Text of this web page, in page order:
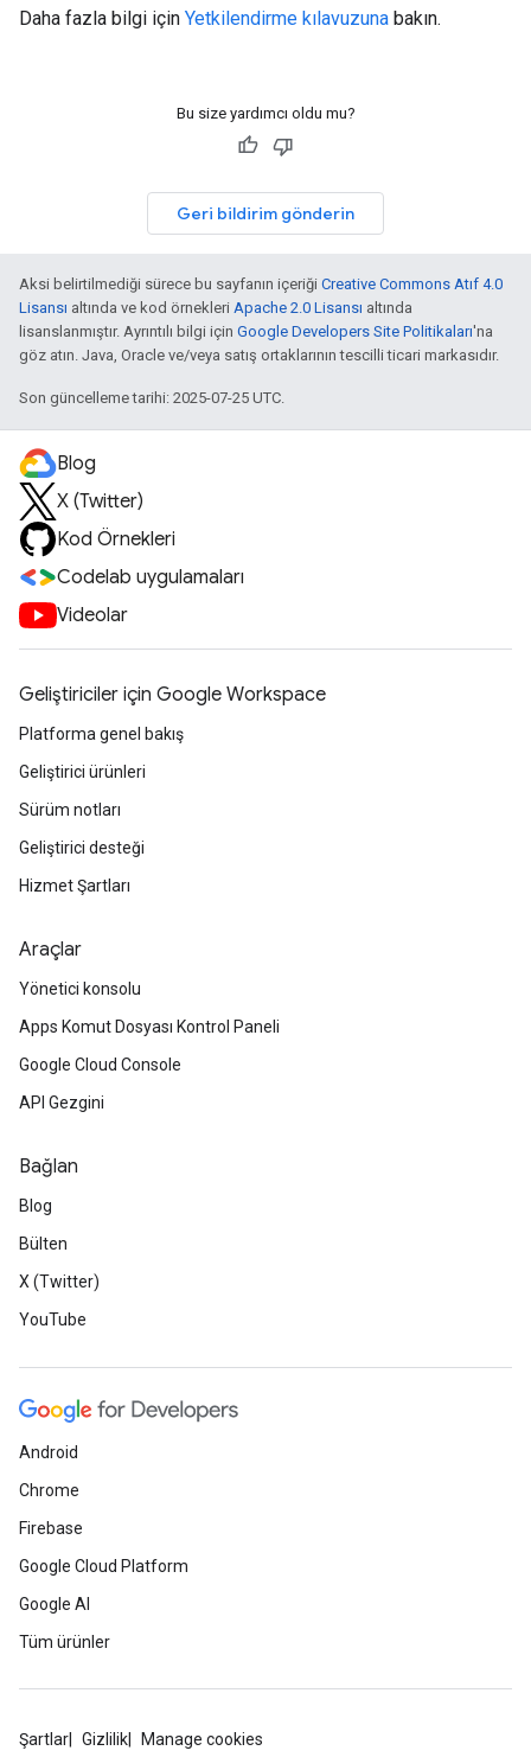
Daha fazla bilgi için Yetkilendirme kılavuzuna bakın.
Bu size yardımcı oldu mu?
Geri bildirim gönderin
Aksi belirtilmediği sürece bu sayfanın içeriği Creative Commons Atıf 4.0
Lisansı altında ve kod örnekleri Apache 2.0 Lisansı altında
lisanslanmıştır. Ayrıntılı bilgi için Google Developers Site Politikaları'na
göz atın. Java, Oracle ve/veya satış ortaklarının tescilli ticari markasıdır.
Son güncelleme tarihi: 2025-07-25 UTC.
Blog
X (Twitter)
Kod Örnekleri
Codelab uygulamaları
Videolar
Geliştiriciler için Google Workspace
Platforma genel bakış
Geliştirici ürünleri
Sürüm notları
Geliştirici desteği
Hizmet Şartları
Araçlar
Yönetici konsolu
Apps Komut Dosyası Kontrol Paneli
Google Cloud Console
API Gezgini
Bağlan
Blog
Bülten
X (Twitter)
YouTube
Android
Chrome
Firebase
Google Cloud Platform
Google AI
Tüm ürünler
Şartlar Gizlilik Manage cookies